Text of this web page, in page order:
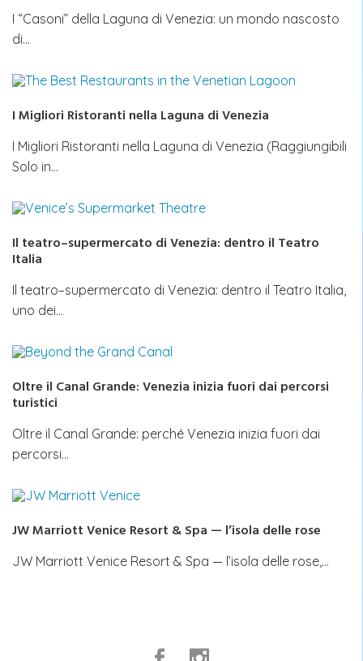
I “Casoni” della Laguna di Venezia: un mondo nascosto
di…
I Migliori Ristoranti nella Laguna di Venezia
I Migliori Ristoranti nella Laguna di Venezia (Raggiungibili
Solo in…
Il teatro–supermercato di Venezia: dentro il Teatro
Italia
Il teatro–supermercato di Venezia: dentro il Teatro Italia,
uno dei…
Oltre il Canal Grande: Venezia inizia fuori dai percorsi
turistici
Oltre il Canal Grande: perché Venezia inizia fuori dai
percorsi…
JW Marriott Venice Resort & Spa — l’isola delle rose
JW Marriott Venice Resort & Spa — l’isola delle rose,…